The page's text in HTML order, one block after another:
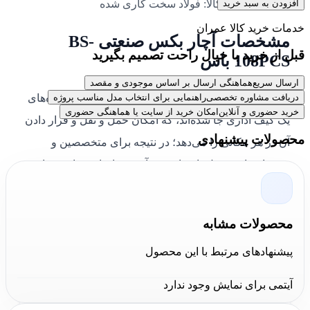
جنس کالا: فولاد سخت کاری شده
مشخصات آچار بکس صنعتی BS-
108PCS باس
همه‌ی این 108 قطعه درون یک کیف جمع‌و‌جور در اندازه‌های
یک کیف اداری جا شده‌اند، که امکان حمل و نقل و قرار دادن
آن در هر مکانی را می‌دهد؛ در نتیجه برای متخصصین و
حرفه‌ای‌ها در شغل‌های با رفت‌و‌آمد و جابجایی زیاد، بسیار
افزودن به سبد خرید
خدمات خرید کالا عمران
قبل از خرید با خیال راحت تصمیم بگیرید
ارسال سریعهماهنگی ارسال بر اساس موجودی و مقصد
دریافت مشاوره تخصصیراهنمایی برای انتخاب مدل مناسب پروژه
خرید حضوری و آنلاین امکان خرید از سایت یا هماهنگی حضوری
محصولات پیشنهادی
محصولات مشابه
پیشنهادهای مرتبط با این محصول
آیتمی برای نمایش وجود ندارد